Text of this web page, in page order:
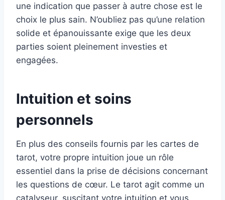
une indication que passer à autre chose est le
choix le plus sain. N’oubliez pas qu’une relation
solide et épanouissante exige que les deux
parties soient pleinement investies et
engagées.
Intuition et soins
personnels
En plus des conseils fournis par les cartes de
tarot, votre propre intuition joue un rôle
essentiel dans la prise de décisions concernant
les questions de cœur. Le tarot agit comme un